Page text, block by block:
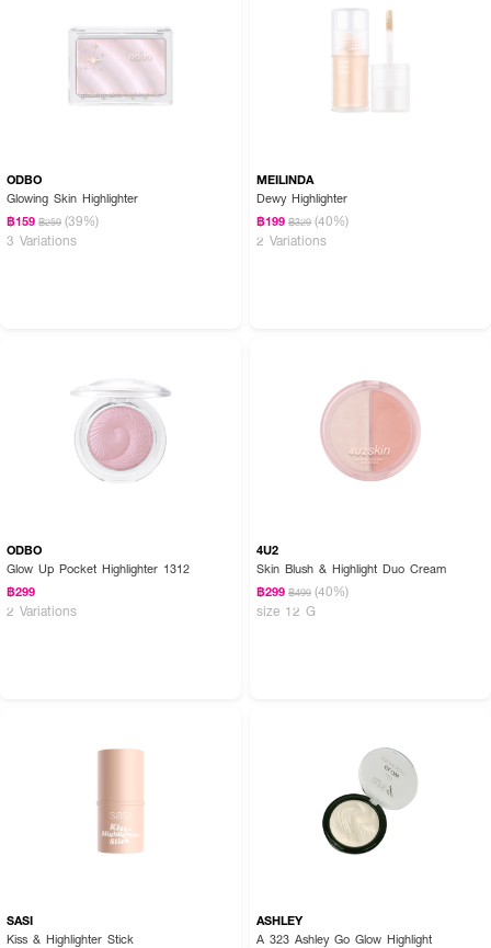
ODBO
Glowing Skin Highlighter
฿159 ฿259 (39%)
3 Variations
MEILINDA
Dewy Highlighter
฿199 ฿329 (40%)
2 Variations
ODBO
Glow Up Pocket Highlighter 1312
฿299
2 Variations
4U2
Skin Blush & Highlight Duo Cream
฿299 ฿499 (40%)
size 12 G
SASI
Kiss & Highlighter Stick
ASHLEY
A 323 Ashley Go Glow Highlight